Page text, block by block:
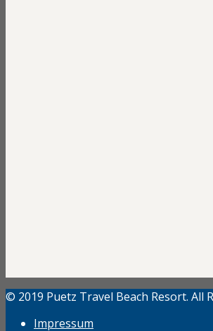
© 2019 Puetz Travel Beach Resort. All
Impressum